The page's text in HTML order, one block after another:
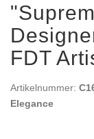
FDT
Artikelnummer:
Elegance